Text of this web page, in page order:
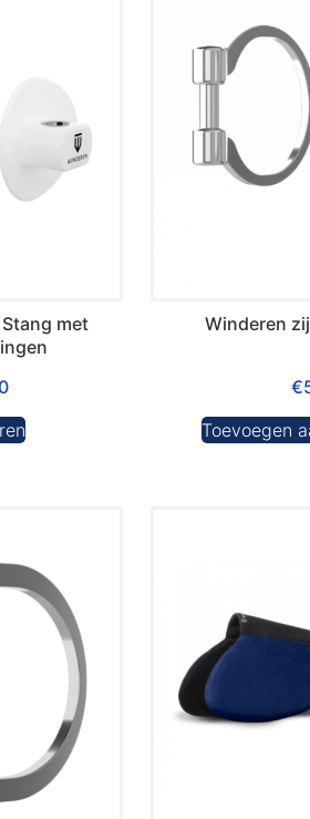
met
Winderen
€
Toevoegen